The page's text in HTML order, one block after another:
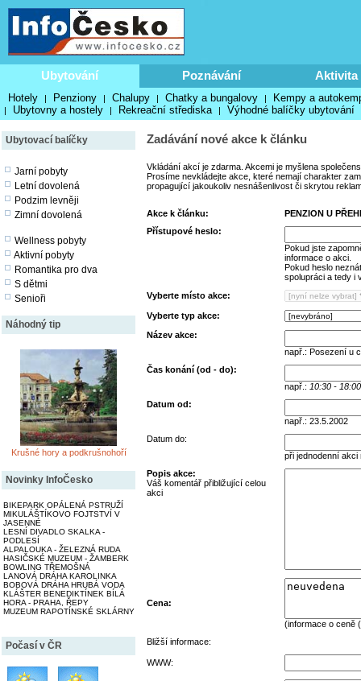
Ubytování Poznávání Aktivita
Hotely | Penziony | Chalupy | Chatky a bungalovy | Kempy a
| Ubytovny a hostely | Rekreační střediska | Výhodné balíčky ubytování
Ubytovací balíčky
Jarní pobyty
Letní dovolená
Podzim levněji
Zimní dovolená
Wellness pobyty
Aktivní pobyty
Romantika pro dva
S dětmi
Senioři
Náhodný tip
Krušné hory a podkrušnohoří
Novinky InfoČesko
BIKEPARK OPÁLENÁ PSTRUŽÍ
MIKULÁŠTÍKOVO FOJTSTVÍ V
JASENNÉ
LESNÍ DIVADLO SKALKA -
PODLESÍ
ALPALOUKA - ŽELEZNÁ RUDA
HASIČSKÉ MUZEUM - ŽAMBERK
BOWLING TŘEMOŠNÁ
LANOVÁ DRÁHA KAROLINKA
BOBOVÁ DRÁHA HRUBÁ VODA
KLÁŠTER BENEDIKTÍNEK BÍLÁ
HORA - PRAHA, ŘEPY
MUZEUM RAPOTÍNSKÉ SKLÁRNY
Počasí v ČR
Zadávání nové akce k článku
Vkládání akcí je zdarma. Akcemi je myšlena
Prosíme nevkládejte akce, které nemají charakter
propagující jakoukoliv nesnášenlivost či skrytou
Akce k článku:
PENZION U
Přístupové heslo:
Pokud jste
informace o akci.
Pokud heslo
spolupráci a tedy i
Vyberte místo akce:
Vyberte typ akce:
Název akce:
např.: Posezení u
Čas konání (od - do):
např.: 10:30 - 18:00
Datum od:
např.: 23.5.2002
Datum do:
při jednodenní akci
Popis akce:
Váš komentář přibližující celou
akci
Cena:
(informace o ceně
Bližší informace:
WWW: